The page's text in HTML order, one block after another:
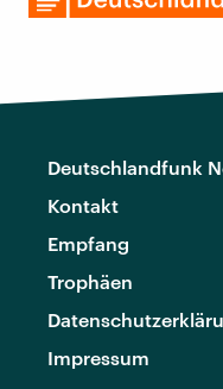
Deutschlandfunk
Kontakt
Empfang
Trophäen
Impressum